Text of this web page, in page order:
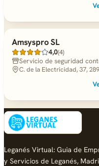
Amsyspro SL
4,0(4)
Servicio de seguridad
C. de la Electricidad, 37,
Leganés Virtual: Guia de
y Servicios de Leganés,